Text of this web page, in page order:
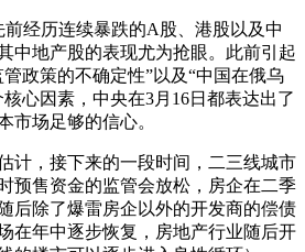
前经历连续暴跌的A股、港股以及中
中地产股的表现尤为抢眼。此前引起
政策的不确定性”以及“中国在俄乌
心因素，中央在3月16日都表达出了
市场足够的信心。
计，接下来的一段时间，二三线城市
预售资金的监管会放松，房企在二季
后除了爆雷房企以外的开发商的偿债
在年中逐步恢复，房地产行业随后开